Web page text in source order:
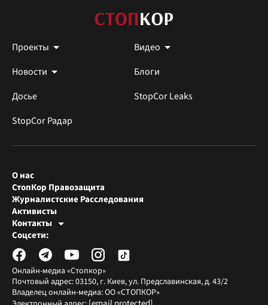
Проекты
Видео
Новости
Блоги
Досье
StopCor Leaks
StopCor Радар
Онлайн-медиа «Стопкор»
Почтовый адрес: 03150, г. Киев, ул. Предславинская, д. 43/2
Владелец онлайн-медиа: ОО «СТОПКОР»
О нас
СтопКор Правозащита
Журналистские Расследования
Активисты
Контакты
Редакция СтопКора
Журналисты-расследователи
Соцсети: